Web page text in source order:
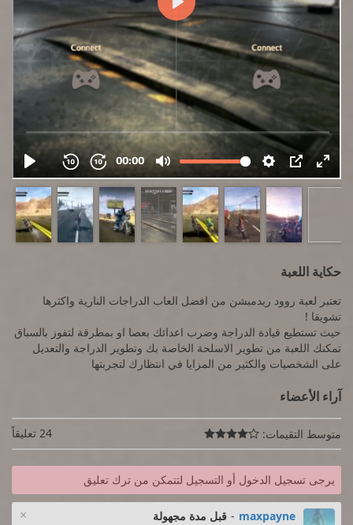
حكاية اللعبة
تعتبر لعبة روود ريدمبشن من افضل العاب الدراجات النارية واكثرها
تشويقا !
حيث تستطيع قيادة الدراجة وضرب اعدائك بعصا او بمطرقة لتفوز بالسباق
تمكنك اللعبة من تطوير الاسلحة الخاصة بك وتطوير الدراجة والتعديل
على الشخصيات والكثير من المزايا في انتظارك لتجربتها
آراء الأعضاء
متوسط التقيمات:  24 تعليقاً
يرجى تسجيل الدخول أو التسجيل لتتمكن من ترك تعليق
× maxpayne
- قبل مدة مجهولة